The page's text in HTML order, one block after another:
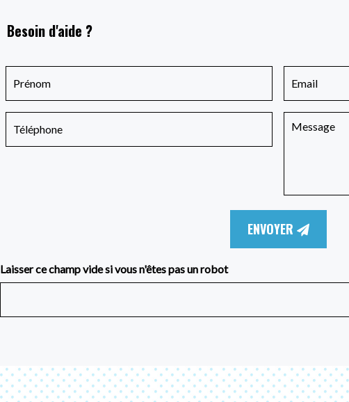
Besoin d'aide ?
ENVOYER
Laisser ce champ vide si vous n'êtes pas un robot